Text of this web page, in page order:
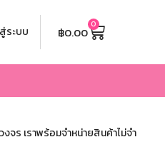
ระบบ ฿0.00 0
าพร้อมจำหน่ายสินค้าไม่จำกัดจำนว